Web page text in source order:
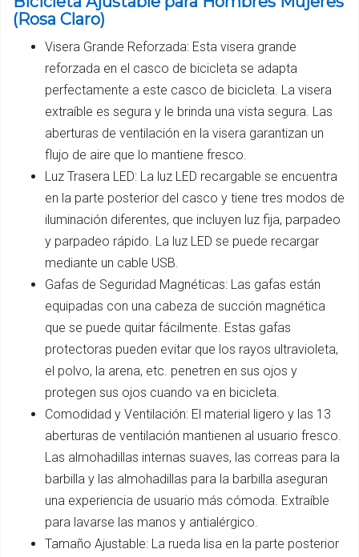
(Rosa Claro)
Visera Grande Reforzada: Esta visera grande
reforzada en el casco de bicicleta se adapta
perfectamente a este casco de bicicleta. La visera
extraíble es segura y le brinda una vista segura. Las
aberturas de ventilación en la visera garantizan un
flujo de aire que lo mantiene fresco.
Luz Trasera LED: La luz LED recargable se encuentra
en la parte posterior del casco y tiene tres modos de
iluminación diferentes, que incluyen luz fija, parpadeo
y parpadeo rápido. La luz LED se puede recargar
mediante un cable USB.
Gafas de Seguridad Magnéticas: Las gafas están
equipadas con una cabeza de succión magnética
que se puede quitar fácilmente. Estas gafas
protectoras pueden evitar que los rayos ultravioleta,
el polvo, la arena, etc. penetren en sus ojos y
protegen sus ojos cuando va en bicicleta.
Comodidad y Ventilación: El material ligero y las 13
aberturas de ventilación mantienen al usuario fresco.
Las almohadillas internas suaves, las correas para la
barbilla y las almohadillas para la barbilla aseguran
una experiencia de usuario más cómoda. Extraíble
para lavarse las manos y antialérgico.
Tamaño Ajustable: La rueda lisa en la parte posterior